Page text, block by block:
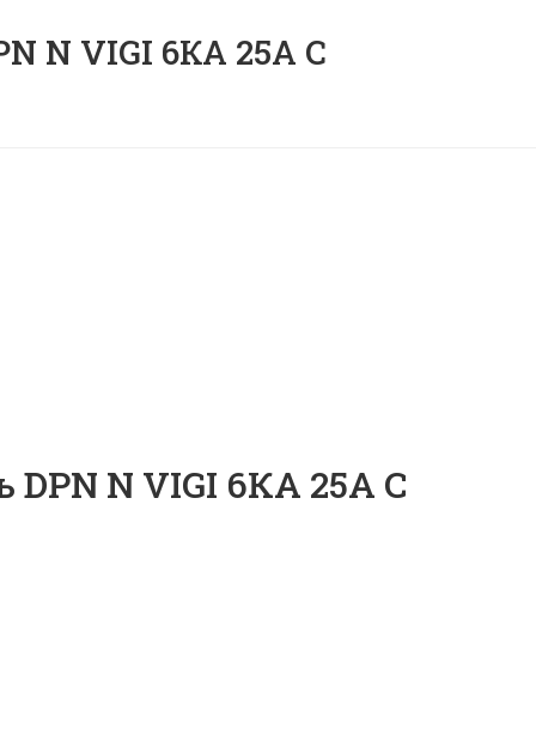
N VIGI 6КА 25A C
N VIGI 6КА 25A C